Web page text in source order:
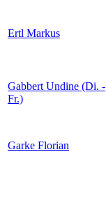
Ertl Markus
Gabbert Undine (Di. -
Fr.)
Garke Florian